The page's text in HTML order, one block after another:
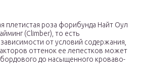
плетистая роза форибунда Найт Оул
(Climber), то есть
от условий содержания,
оттенок ее лепестков может
до насыщенного кроваво-